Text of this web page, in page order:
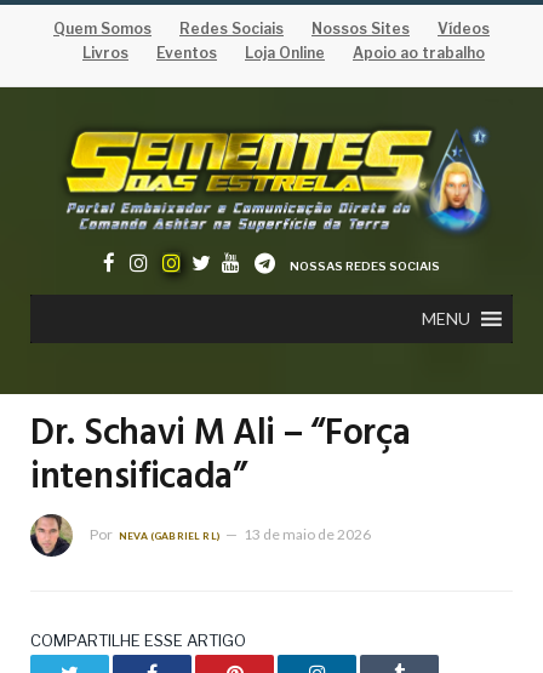
Quem Somos Redes Sociais Nossos Sites
Vídeos
Livros
Eventos Loja Online Apoio ao trabalho
NOSSAS REDES SOCIAIS
MENU
Dr. Schavi M Ali – “Força
intensificada”
Por NEVA (GABRIEL RL) 13 de maio de 2026
COMPARTILHE ESSE ARTIGO